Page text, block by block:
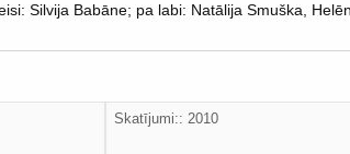
Silvija Babāne; pa labi: Natālija Smuška,
Skatījumi:: 2010